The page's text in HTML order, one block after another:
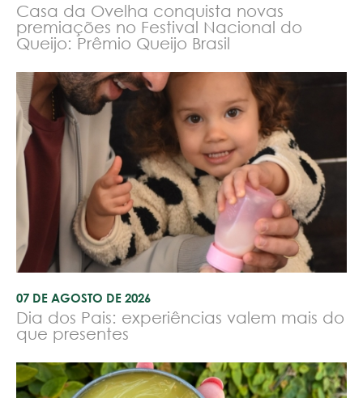
Casa da Ovelha conquista novas
premiações no Festival Nacional do
Queijo: Prêmio Queijo Brasil
07 DE AGOSTO DE 2026
Dia dos Pais: experiências valem mais do
que presentes